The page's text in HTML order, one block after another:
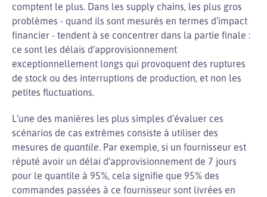
comptent le plus. Dans les supply chains, les plus gros
problèmes - quand ils sont mesurés en termes d’impact
financier - tendent à se concentrer dans la partie finale :
ce sont les délais d’approvisionnement
exceptionnellement longs qui provoquent des ruptures
de stock ou des interruptions de production, et non les
petites fluctuations.
L’une des manières les plus simples d’évaluer ces
scénarios de cas extrêmes consiste à utiliser des
mesures de quantile. Par exemple, si un fournisseur est
réputé avoir un délai d’approvisionnement de 7 jours
pour le quantile à 95%, cela signifie que 95% des
commandes passées à ce fournisseur sont livrées en